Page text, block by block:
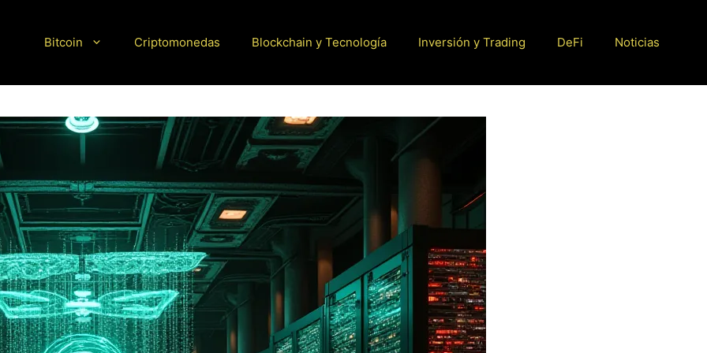
Bitcoin Criptomonedas Blockchain y Tecnología Inversión y Trading DeFi Noticias